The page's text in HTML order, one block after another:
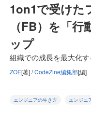
1on1で受けた
（FB）を「
ップ
組織での成長を最大化
ZOE[著] /CodeZine編集部[編]
エンジニアの生き方 エンジニ